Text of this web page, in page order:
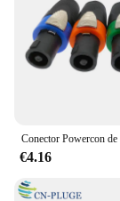
€4.16